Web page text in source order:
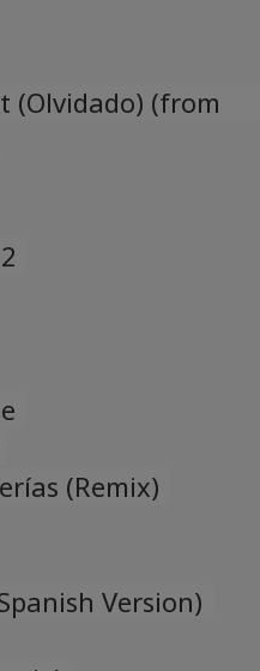
(Olvidado) (from
(Remix)
Version)